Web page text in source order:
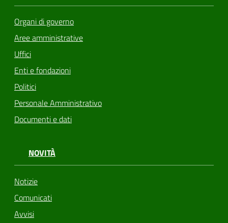
Organi di governo
Aree amministrative
Uffici
Enti e fondazioni
Politici
Personale Amministrativo
Documenti e dati
NOVITÀ
Notizie
Comunicati
Avvisi